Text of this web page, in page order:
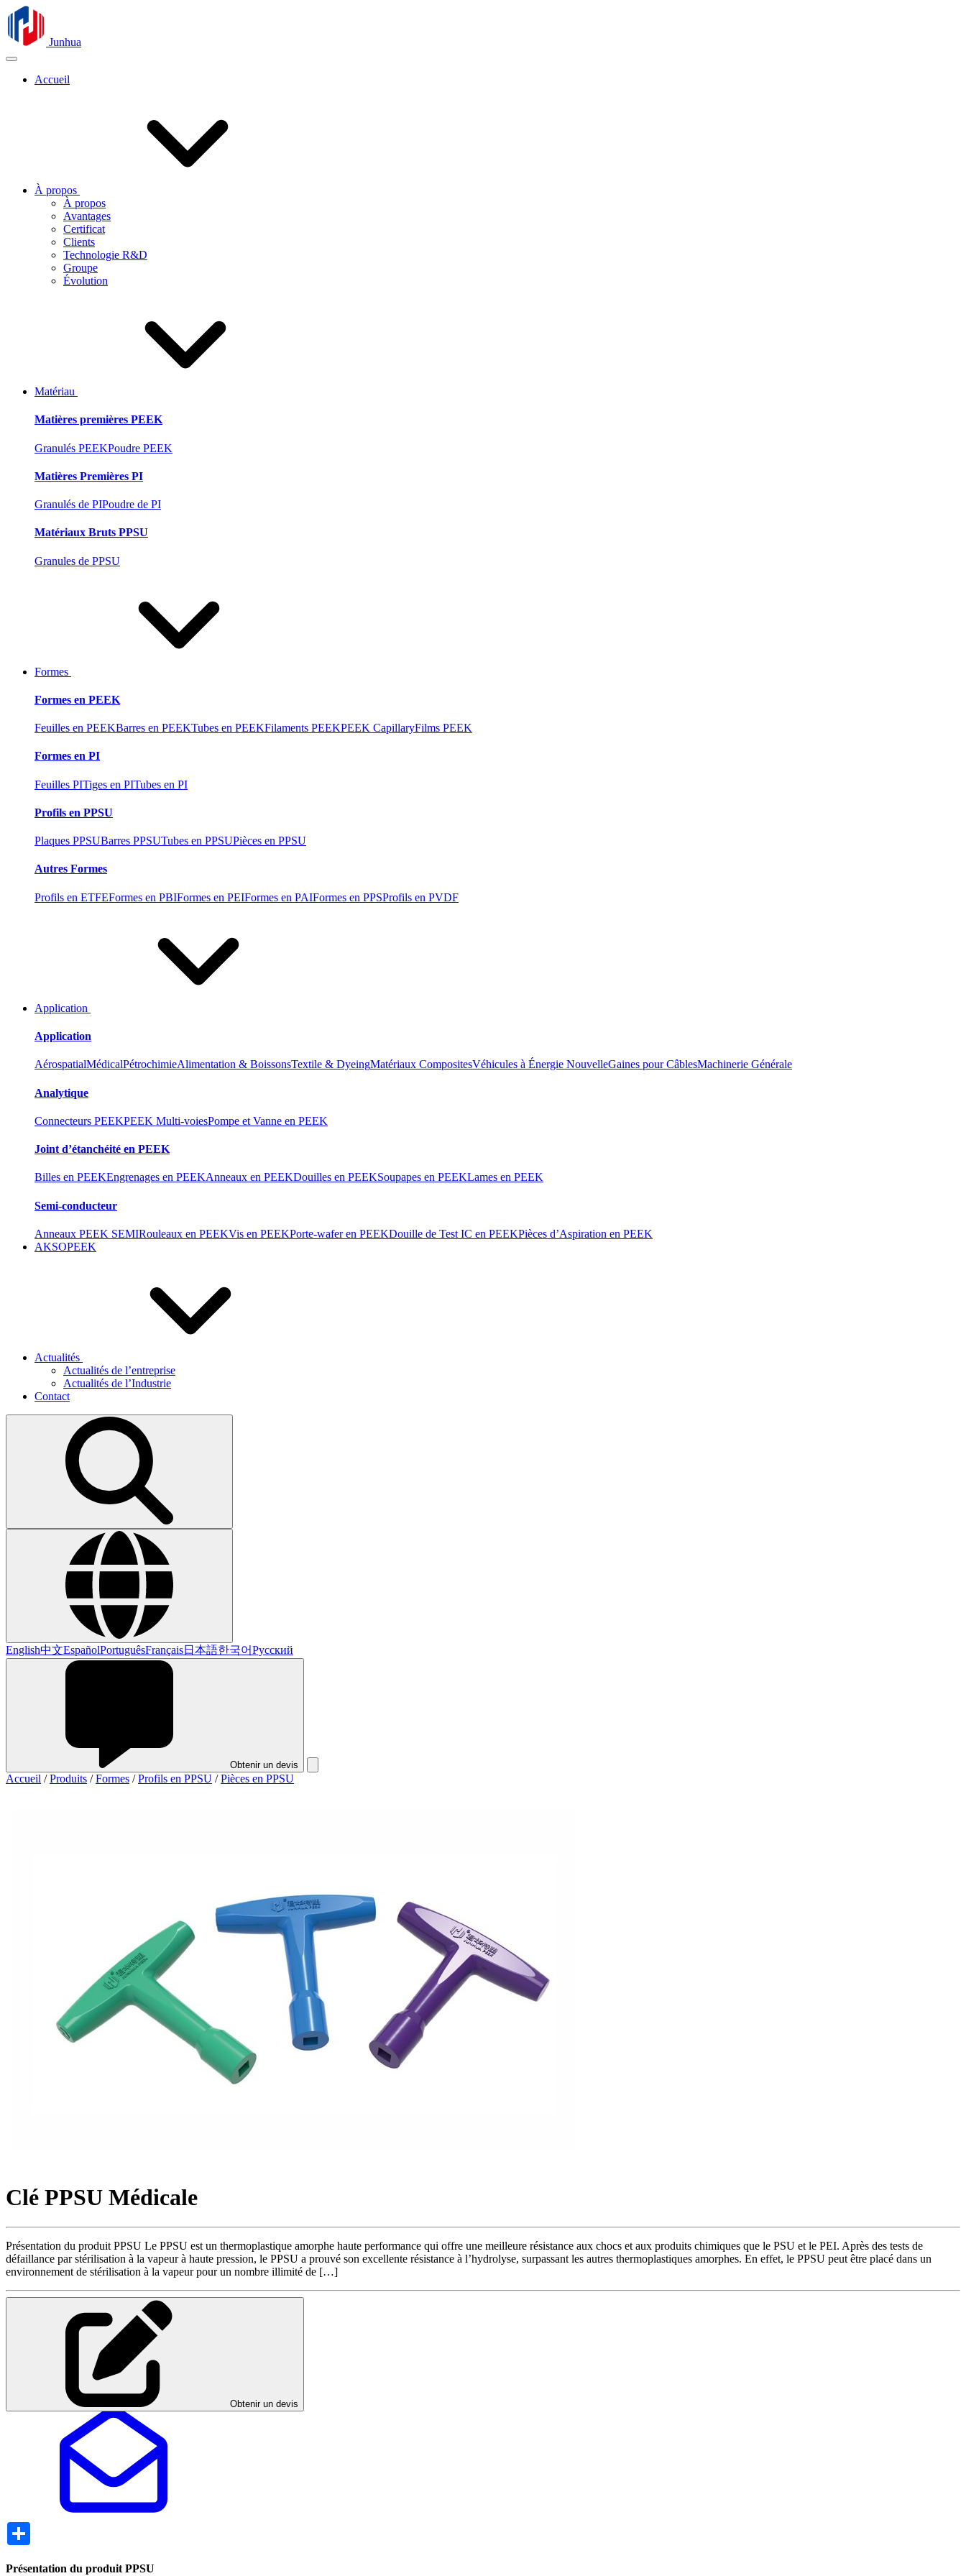
Junhua
Accueil
À propos
À propos
Avantages
Certificat
Clients
Technologie R&D
Groupe
Évolution
Matériau
Matières premières PEEK
Granulés PEEKPoudre PEEK
Matières Premières PI
Granulés de PIPoudre de PI
Matériaux Bruts PPSU
Granules de PPSU
Formes
Formes en PEEK
Feuilles en PEEKBarres en PEEKTubes en PEEKFilaments PEEKPEEK CapillaryFilms PEEK
Formes en PI
Feuilles PITiges en PITubes en PI
Profils en PPSU
Plaques PPSUBarres PPSUTubes en PPSUPièces en PPSU
Autres Formes
Profils en ETFEFormes en PBIFormes en PEIFormes en PAIFormes en PPSProfils en PVDF
Application
Application
AérospatialMédicalPétrochimieAlimentation & BoissonsTextile & DyeingMatériaux CompositesVéhicules à Énergie NouvelleGaines pour CâblesMachinerie Générale
Analytique
Connecteurs PEEKPEEK Multi-voiesPompe et Vanne en PEEK
Joint d’étanchéité en PEEK
Billes en PEEKEngrenages en PEEKAnneaux en PEEKDouilles en PEEKSoupapes en PEEKLames en PEEK
Semi-conducteur
Anneaux PEEK SEMIRouleaux en PEEKVis en PEEKPorte-wafer en PEEKDouille de Test IC en PEEKPièces d’Aspiration en PEEK
AKSOPEEK
Actualités
Actualités de l’entreprise
Actualités de l’Industrie
Contact
English中文EspañolPortuguêsFrançais日本語한국어Русский
Obtenir un devis
Accueil /Produits /Formes /Profils en PPSU /Pièces en PPSU
Clé PPSU Médicale
Présentation du produit PPSU Le PPSU est un thermoplastique amorphe haute performance qui offre une meilleure résistance aux chocs et aux produits chimiques que le PSU et le PEI. Après des tests de
défaillance par stérilisation à la vapeur à haute pression, le PPSU a prouvé son excellente résistance à l’hydrolyse, surpassant les autres thermoplastiques amorphes. En effet, le PPSU peut être placé dans un
environnement de stérilisation à la vapeur pour un nombre illimité de […]
Obtenir un devis
Présentation du produit PPSU